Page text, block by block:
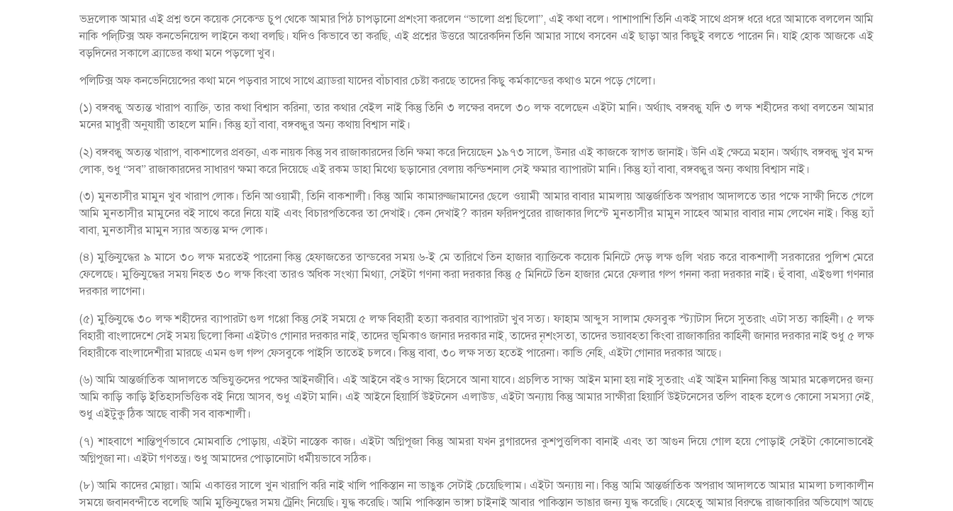
ভদ্রলোক আমার এই প্রশ্ন শুনে কয়েক সেকেন্ড চুপ থেকে আমার পিঠ চাপড়ানো প্রশংসা করলেন “ভালো প্রশ্ন ছিলো”, এই কথা বলে। পাশাপাশি তিনি একই সাথে প্রসঙ্গ ধরে ধরে আমাকে বললেন আমি
নাকি পলি্টিক্স অফ কনভেনিয়েন্স লাইনে কথা বলছি। যদিও কিভাবে তা করছি, এই প্রশ্নের উত্তরে আরেকদিন তিনি আমার সাথে বসবেন এই ছাড়া আর কিছুই বলতে পারেন নি। যাই হোক আজকে এই
বড়দিনের সকালে ব্র্যাডের কথা মনে পড়লো খুব।
পলিটিক্স অফ কনভেনিয়েন্সের কথা মনে পড়বার সাথে সাথে ব্র্যাডরা যাদের বাঁচাবার চেষ্টা করছে তাদের কিছু কর্মকান্ডের কথাও মনে পড়ে গেলো।
(১) বঙ্গবন্ধু অত্যন্ত খারাপ ব্যাক্তি, তার কথা বিশ্বাস করিনা, তার কথার বেইল নাই কিন্তু তিনি ৩ লক্ষের বদলে ৩০ লক্ষ বলেছেন এইটা মানি। অর্থ্যাৎ বঙ্গবন্ধু যদি ৩ লক্ষ শহীদের কথা বলতেন আমার
মনের মাধুরী অনুযায়ী তাহলে মানি। কিন্তু হ্যাঁ বাবা, বঙ্গবন্ধুর অন্য কথায় বিশ্বাস নাই।
(২) বঙ্গবন্ধু অত্যন্ত খারাপ, বাকশালের প্রবক্তা, এক নায়ক কিন্তু সব রাজাকারদের তিনি ক্ষমা করে দিয়েছেন ১৯৭৩ সালে, উনার এই কাজকে স্বাগত জানাই। উনি এই ক্ষেত্রে মহান। অর্থ্যাৎ বঙ্গবন্ধু খুব মন্দ
লোক, শুধু “সব” রাজাকারদের সাধারণ ক্ষমা করে দিয়েছে এই রকম ডাহা মিথ্যে ছড়ানোর বেলায় কন্ডিশনাল সেই ক্ষমার ব্যাপারটা মানি। কিন্তু হ্যাঁ বাবা, বঙ্গবন্ধুর অন্য কথায় বিশ্বাস নাই।
(৩) মুনতাসীর মামুন খুব খারাপ লোক। তিনি আওয়ামী, তিনি বাকশালী। কিন্তু আমি কামারুজ্জামানের ছেলে ওয়ামী আমার বাবার মামলায় আন্তর্জাতিক অপরাধ আদালতে তার পক্ষে সাক্ষী দিতে গেলে
আমি মুনতাসীর মামুনের বই সাথে করে নিয়ে যাই এবং বিচারপতিকের তা দেখাই। কেন দেখাই? কারন ফরিদপুরের রাজাকার লিস্টে মুনতাসীর মামুন সাহেব আমার বাবার নাম লেখেন নাই। কিন্তু হ্যাঁ
বাবা, মুনতাসীর মামুন স্যার অত্যন্ত মন্দ লোক।
(৪) মুক্তিযুদ্ধের ৯ মাসে ৩০ লক্ষ মরতেই পারেনা কিন্তু হেফাজতের তান্ডবের সময় ৬-ই মে তারিখে তিন হাজার ব্যাক্তিকে কয়েক মিনিটে দেড় লক্ষ গুলি খরচ করে বাকশালী সরকারের পুলিশ মেরে
ফেলেছে। মুক্তিযুদ্ধের সময় নিহত ৩০ লক্ষ কিংবা তারও অধিক সংখ্যা মিথ্যা, সেইটা গণনা করা দরকার কিন্তু ৫ মিনিটে তিন হাজার মেরে ফেলার গল্প গননা করা দরকার নাই। হুঁ বাবা, এইগুলা গণনার
দরকার লাগেনা।
(৫) মুক্তিযুদ্ধে ৩০ লক্ষ শহীদের ব্যাপারটা গুল গপ্পো কিন্তু সেই সময়ে ৫ লক্ষ বিহারী হত্যা করবার ব্যাপারটা খুব সত্য। ফাহাম আব্দুস সালাম ফেসবুক স্ট্যাটাস দিসে সুতরাং এটা সত্য কাহিনী। ৫ লক্ষ
বিহারী বাংলাদেশে সেই সময় ছিলো কিনা এইটাও গোনার দরকার নাই, তাদের ভূমিকাও জানার দরকার নাই, তাদের নৃশংসতা, তাদের ভয়াবহতা কিংবা রাজাকারির কাহিনী জানার দরকার নাই শুধু ৫ লক্ষ
বিহারীকে বাংলাদেশীরা মারছে এমন গুল গল্প ফেসবুকে পাইসি তাতেই চলবে। কিন্তু বাবা, ৩০ লক্ষ সত্য হতেই পারেনা। কাভি নেহি, এইটা গোনার দরকার আছে।
(৬) আমি আন্তর্জাতিক আদালতে অভিযুক্তদের পক্ষের আইনজীবি। এই আইনে বইও সাক্ষ্য হিসেবে আনা যাবে। প্রচলিত সাক্ষ্য আইন মানা হয় নাই সুতরাং এই আইন মানিনা কিন্তু আমার মক্কেলদের জন্য
আমি কাড়ি কাড়ি ইতিহাসভিত্তিক বই নিয়ে আসব, শুধু এইটা মানি। এই আইনে হিয়ার্সি উইটনেস এলাউড, এইটা অন্যায় কিন্তু আমার সাক্ষীরা হিয়ার্সি উইটনেসের তল্পি বাহক হলেও কোনো সমস্যা নেই,
শুধু এইটুকু ঠিক আছে বাকী সব বাকশালী।
(৭) শাহবাগে শান্তিপূর্ণভাবে মোমবাতি পোড়ায়, এইটা নাস্তেক কাজ। এইটা অগ্নিপূজা কিন্তু আমরা যখন ব্লগারদের কুশপুত্তলিকা বানাই এবং তা আগুন দিয়ে গোল হয়ে পোড়াই সেইটা কোনোভাবেই
অগ্নিপূজা না। এইটা গণতন্ত্র। শুধু আমাদের পোড়ানোটা ধর্মীয়ভাবে সঠিক।
(৮) আমি কাদের মোল্লা। আমি একাত্তর সালে খুন খারাপি করি নাই খালি পাকিস্তান না ভাঙুক সেটাই চেয়েছিলাম। এইটা অন্যায় না। কিন্তু আমি আন্তর্জাতিক অপরাধ আদালতে আমার মামলা চলাকালীন
সময়ে জবানবন্দীতে বলেছি আমি মুক্তিযুদ্ধের সময় ট্রেনিং নিয়েছি। যুদ্ধ করেছি। আমি পাকিস্তান ভাঙ্গা চাইনাই আবার পাকিস্তান ভাঙার জন্য যুদ্ধ করেছি। যেহেতু আমার বিরুদ্ধে রাজাকারির অভিযোগ আছে